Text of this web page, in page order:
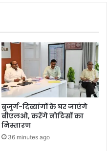
बुजुर्ग-दिव्यांगों के घर जाएंगे
बीएलओ, करेंगे नोटिसों का
निस्तारण
36 minutes ago